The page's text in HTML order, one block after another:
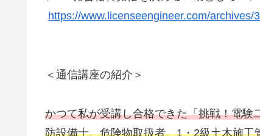
https://www.licenseengineer.com/archives/
＜通信講座の紹介＞
かつて私が受講し合格できた「挑戦！電験
防設備士、危険物取扱者、1・2級土木施